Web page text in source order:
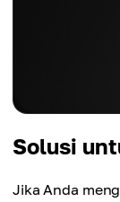
Solusi
Jika Anda